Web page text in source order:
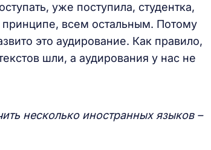
уже поступила, студентка,
принципе, всем остальным. Потому
это аудирование. Как правило,
шли, а аудирования у нас не
несколько иностранных языков –